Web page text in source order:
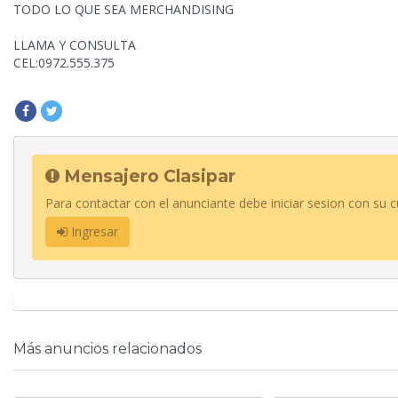
TODO LO QUE SEA MERCHANDISING
LLAMA Y CONSULTA
CEL:0972.555.375
Mensajero Clasipar
Para contactar con el anunciante debe iniciar sesion con su
Ingresar
Más anuncios relacionados